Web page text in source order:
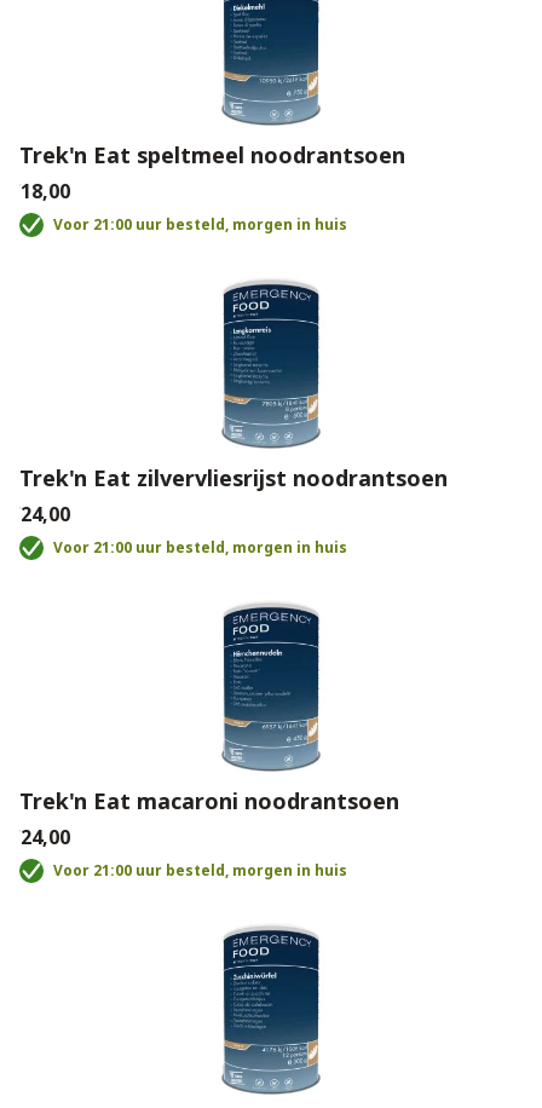
Trek'n Eat speltmeel noodrantsoen
€18,00
Voor 21:00 uur besteld, morgen in huis
Trek'n Eat zilvervliesrijst noodrantsoen
€24,00
Voor 21:00 uur besteld, morgen in huis
Trek'n Eat macaroni noodrantsoen
€24,00
Voor 21:00 uur besteld, morgen in huis